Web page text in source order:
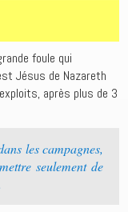
foule qui
Jésus de Nazareth
après plus de 3
les campagnes,
seulement de